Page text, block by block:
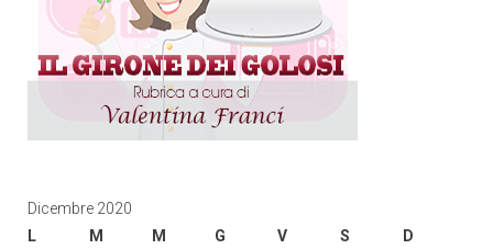
Dicembre 2020
L
M M G V S
D